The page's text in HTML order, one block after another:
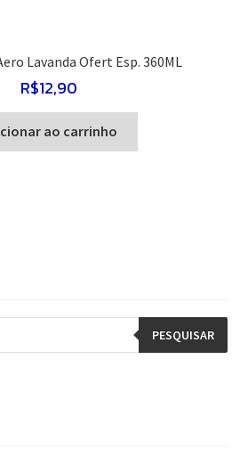
Lavanda Ofert Esp. 360ML
R$12,90
ao carrinho
PESQUISAR